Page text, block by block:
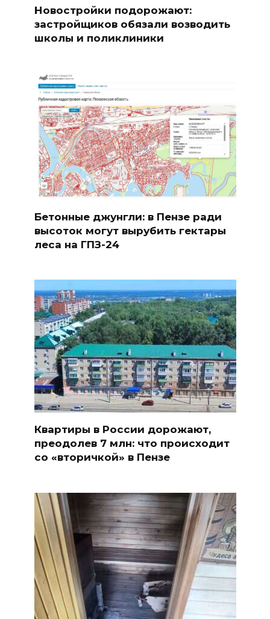
Новостройки подорожают:
застройщиков обязали возводить
школы и поликлиники
Бетонные джунгли: в Пензе ради
высоток могут вырубить гектары
леса на ГПЗ-24
Квартиры в России дорожают,
преодолев 7 млн: что происходит
со «вторичкой» в Пензе